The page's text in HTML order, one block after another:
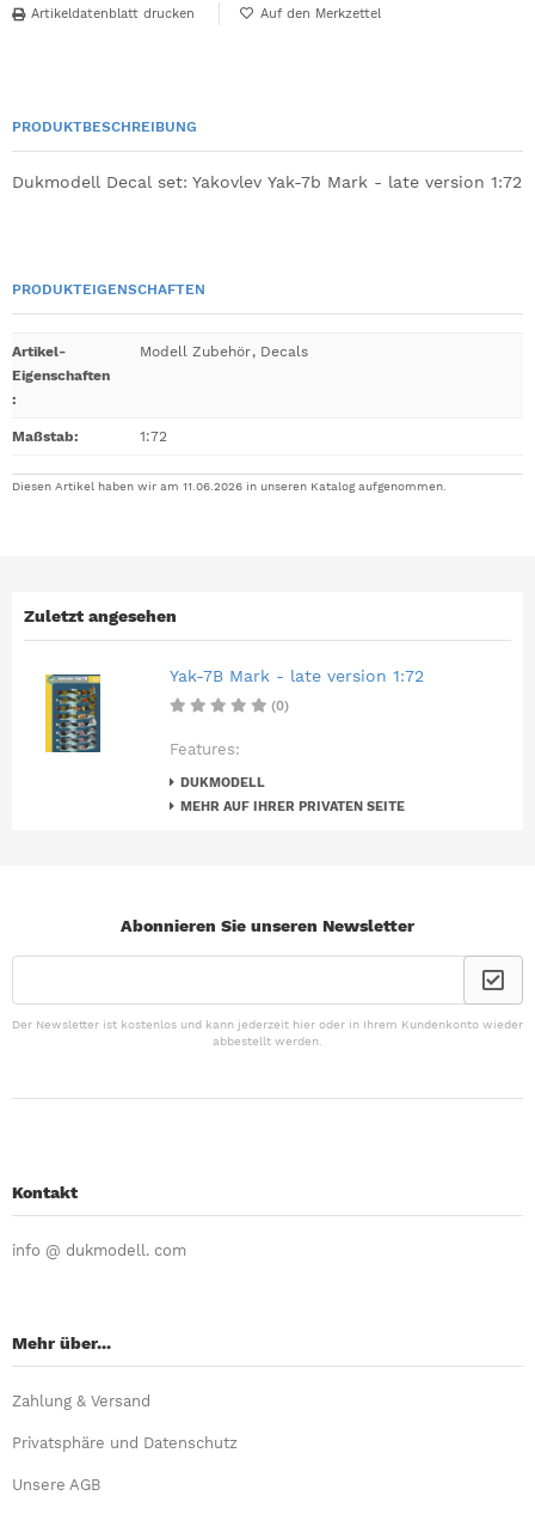
Artikeldatenblatt drucken
PRODUKTBESCHREIBUNG
Dukmodell Decal set: Yakovlev Yak-7b Mark - late version 1:72
PRODUKTEIGENSCHAFTEN
Artikel-
Eigenschaften
:
Modell Zubehör, Decals
Maßstab: 1:72
Diesen Artikel haben wir am 11.06.2026 in unseren Katalog aufgenommen.
Zuletzt angesehen
Yak-7B Mark - late version 1:72
(0)
Features:
DUKMODELL
MEHR AUF IHRER PRIVATEN SEITE
Abonnieren Sie unseren Newsletter
Der Newsletter ist kostenlos und kann jederzeit hier oder in Ihrem Kundenkonto wieder
abbestellt werden.
Kontakt
info @ dukmodell. com
Mehr über...
Zahlung & Versand
Privatsphäre und Datenschutz
Unsere AGB